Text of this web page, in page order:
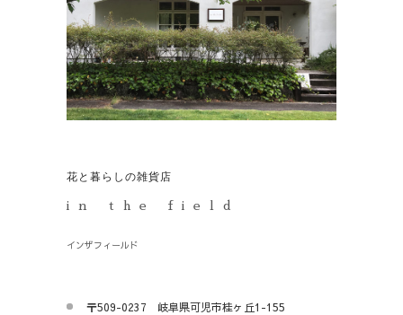
花と暮らしの雑貨店
in the field
インザフィールド
〒509-0237 岐阜県可児市桂ヶ丘1-155